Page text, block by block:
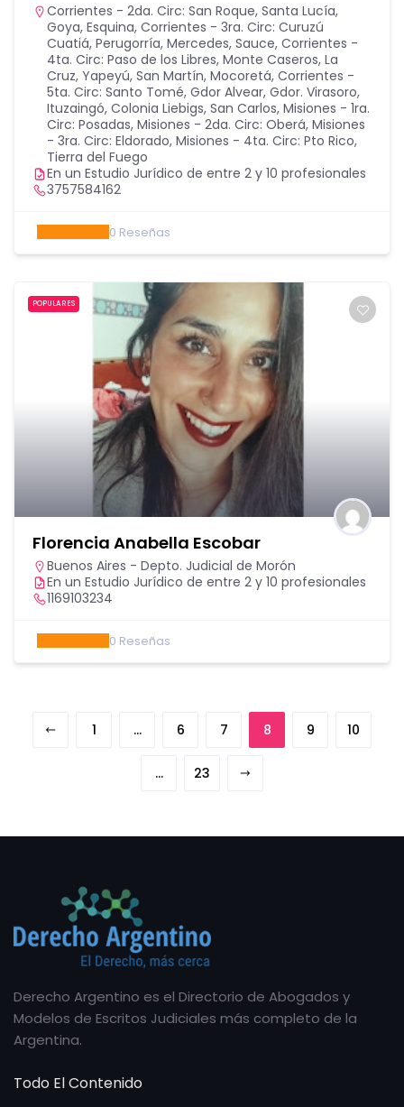
Corrientes - 2da. Circ: San Roque, Santa Lucía,
Goya, Esquina, Corrientes - 3ra. Circ: Curuzú
Cuatiá, Perugorría, Mercedes, Sauce, Corrientes -
4ta. Circ: Paso de los Libres, Monte Caseros, La
Cruz, Yapeyú, San Martín, Mocoretá, Corrientes -
5ta. Circ: Santo Tomé, Gdor Alvear, Gdor. Virasoro,
Ituzaingó, Colonia Liebigs, San Carlos, Misiones - 1ra.
Circ: Posadas, Misiones - 2da. Circ: Oberá, Misiones
- 3ra. Circ: Eldorado, Misiones - 4ta. Circ: Pto Rico,
Tierra del Fuego
En un Estudio Jurídico de entre 2 y 10 profesionales
3757584162
0 Reseñas
POPULARES
Florencia Anabella Escobar
Buenos Aires - Depto. Judicial de Morón
En un Estudio Jurídico de entre 2 y 10 profesionales
1169103234
0 Reseñas
1 … 6 7 8 9 10
… 23
Derecho Argentino es el Directorio de Abogados y
Modelos de Escritos Judiciales más completo de la
Argentina.
Todo El Contenido